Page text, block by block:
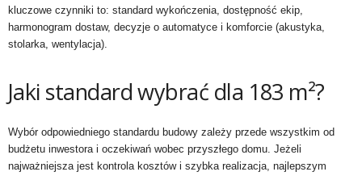
kluczowe czynniki to: standard wykończenia, dostępność ekip,
harmonogram dostaw, decyzje o automatyce i komforcie (akustyka,
stolarka, wentylacja).
Jaki standard wybrać dla 183 m²?
Wybór odpowiedniego standardu budowy zależy przede wszystkim od
budżetu inwestora i oczekiwań wobec przyszłego domu. Jeżeli
najważniejsza jest kontrola kosztów i szybka realizacja, najlepszym